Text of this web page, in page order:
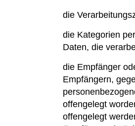
die
die Kategorien
Daten, die
die Empfänger
Empfängern,
offengelegt
offengelegt